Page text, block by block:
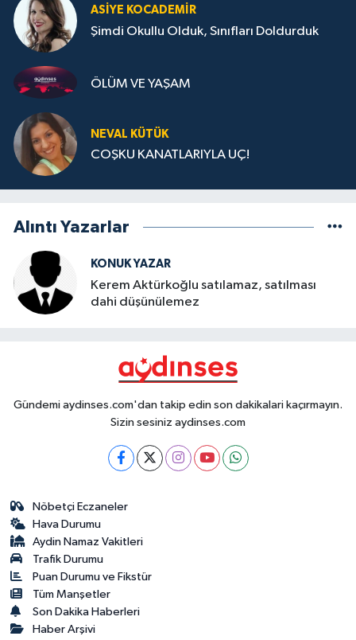
ASIYE KOCADEMİR
Şimdi Okullu Olduk, Sınıfları Doldurduk
ÖLÜM VE YAŞAM
NEVAL KÜTÜK
COŞKU KANATLARIYLA UÇ!
Alıntı Yazarlar
KONUK YAZAR
Kerem Aktürkoğlu satılamaz, satılması
dahi düşünülemez
Gündemi aydinses.com'dan takip edin son dakikalari kaçırmayın.
Sizin sesiniz aydinses.com
Nöbetçi Eczaneler
Hava Durumu
Aydin Namaz Vakitleri
Trafik Durumu
Puan Durumu ve Fikstür
Tüm Manşetler
Son Dakika Haberleri
Haber Arşivi